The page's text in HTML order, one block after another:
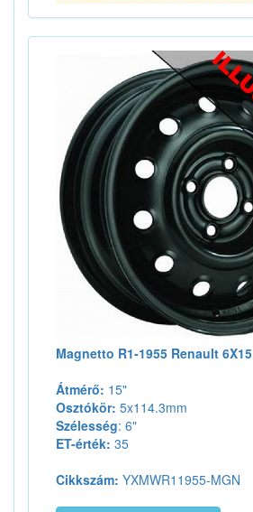
Magnetto R1-1955 Renault 6X15
Átmérő: 15"
Osztókör: 5x114.3mm
Szélesség: 6"
ET-érték: 35
Cikkszám: YXMWR11955-MGN